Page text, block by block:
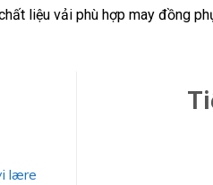
liệu vải phù hợp may đồng
lære